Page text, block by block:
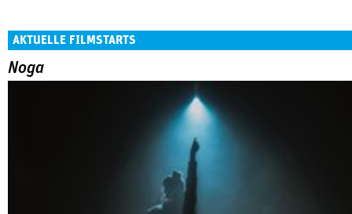
AKTUELLE FILMSTARTS
Noga